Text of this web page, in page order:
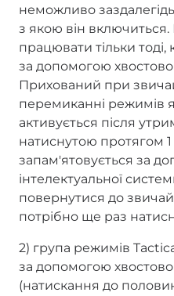
неможливо
з якою він
працювати тільки
за допомогою
Прихований при
перемиканні режимів
активується після
натиснутою протягом
запам'ятовується за
інтелектуальної
повернутися до
потрібно ще раз
2) група режимів
за допомогою
(натискання до